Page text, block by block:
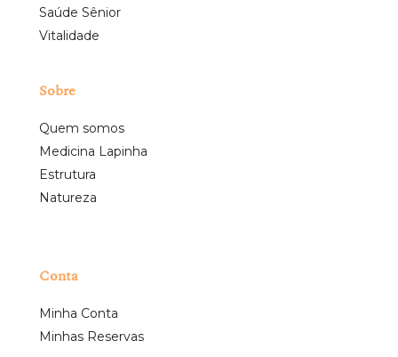
Saúde Sênior
Vitalidade
Sobre
Quem somos
Medicina Lapinha
Estrutura
Natureza
Conta
Minha Conta
Minhas Reservas